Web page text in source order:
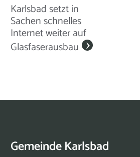
Karlsbad setzt in
Sachen schnelles
Internet weiter auf
Glasfaserausbau
Gemeinde Karlsbad